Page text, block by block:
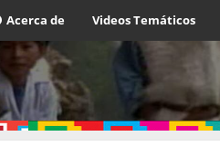
Acerca de Videos Temáticos